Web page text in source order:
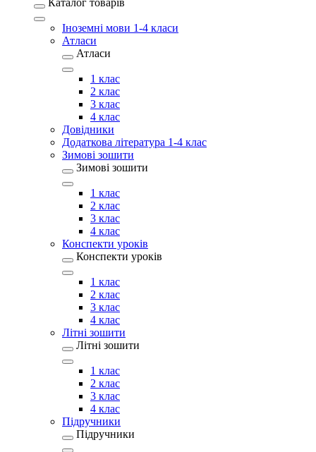
Каталог товарів
Іноземні мови 1-4 класи
Атласи
Атласи
1 клас
2 клас
3 клас
4 клас
Довідники
Додаткова література 1-4 клас
Зимові зошити
Зимові зошити
1 клас
2 клас
3 клас
4 клас
Конспекти уроків
Конспекти уроків
1 клас
2 клас
3 клас
4 клас
Літні зошити
Літні зошити
1 клас
2 клас
3 клас
4 клас
Підручники
Підручники